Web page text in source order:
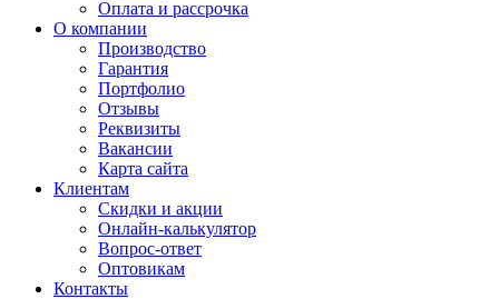
Оплата и рассрочка
О компании
Производство
Гарантия
Портфолио
Отзывы
Реквизиты
Вакансии
Карта сайта
Клиентам
Скидки и акции
Онлайн-калькулятор
Вопрос-ответ
Оптовикам
Контакты